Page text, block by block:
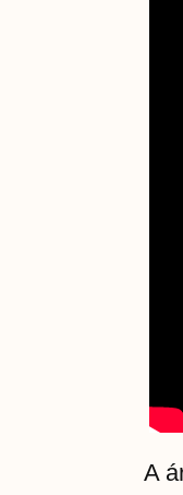
A